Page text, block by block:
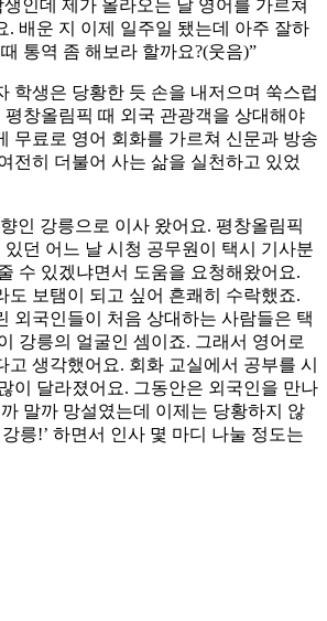
인데 제가 올라오는 날 영어를 가르쳐
. 배운 지 이제 일주일 됐는데 아주 잘하
통역 좀 해보라 할까요?(웃음)”
학생은 당황한 듯 손을 내저으며 쑥스럽
창올림픽 때 외국 관광객을 상대해야
무료로 영어 회화를 가르쳐 신문과 방송
전히 더불어 사는 삶을 실천하고 있었
인 강릉으로 이사 왔어요. 평창올림픽
던 어느 날 시청 공무원이 택시 기사분
수 있겠냐면서 도움을 요청해왔어요.
도 보탬이 되고 싶어 흔쾌히 수락했죠.
외국인들이 처음 상대하는 사람들은 택
강릉의 얼굴인 셈이죠. 그래서 영어로
고 생각했어요. 회화 교실에서 공부를 시
이 달라졌어요. 그동안은 외국인을 만나
말까 망설였는데 이제는 당황하지 않
강릉!’ 하면서 인사 몇 마디 나눌 정도는